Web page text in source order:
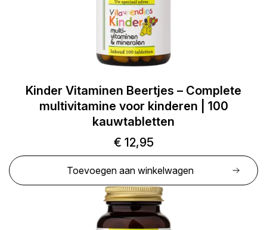
Kinder Vitaminen Beertjes – Complete
multivitamine voor kinderen | 100
kauwtabletten
€ 12,95
Toevoegen aan winkelwagen